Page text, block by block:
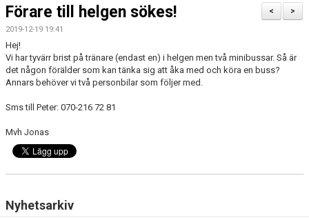
TRUPPEN
DOKUMENT
BILDGALLERI
BETALNINGSINFORMATION
>
<
Förare till helgen sökes!
2019-12-19 19:41
Hej!
Vi har tyvärr brist på tränare (endast en) i helgen men två minibussar. Så är
det någon förälder som kan tänka sig att åka med och köra en buss?
Annars behöver vi två personbilar som följer med.
Sms till Peter: 070-216 72 81
Mvh Jonas
Nyhetsarkiv